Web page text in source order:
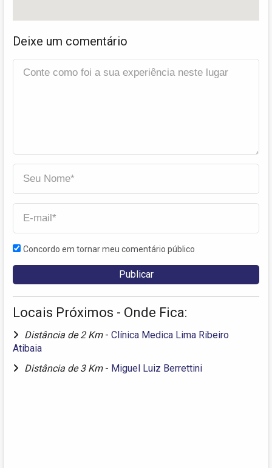
Deixe um comentário
Concordo em tornar meu comentário público
Locais Próximos - Onde Fica:
Distância de 2 Km - Clínica Medica Lima Ribeiro
Atibaia
Distância de 3 Km - Miguel Luiz Berrettini